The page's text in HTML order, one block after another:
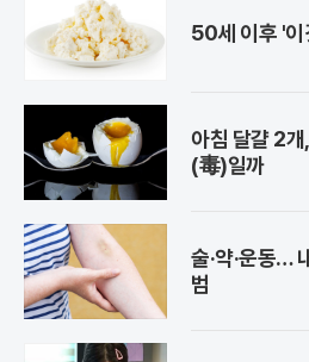
50세 이후 '이
아침 달걀 2
(毒)일까
술·약·운동…
범